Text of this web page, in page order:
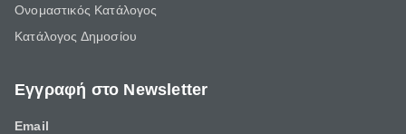
Ονομαστικός Κατάλογος
Κατάλογος Δημοσίου
Εγγραφή στο Newsletter
Email